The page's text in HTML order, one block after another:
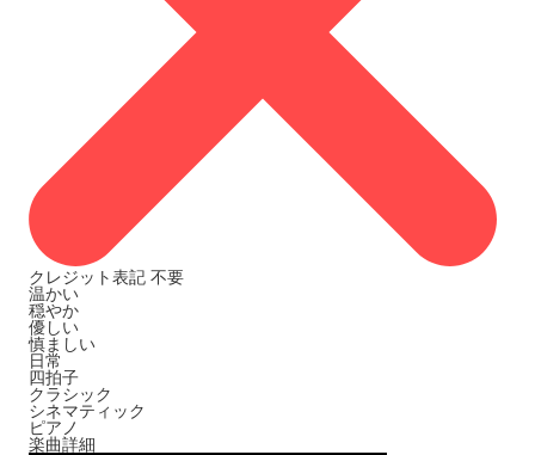
クレジット表記 不要
温かい
穏やか
優しい
慎ましい
日常
四拍子
クラシック
シネマティック
ピアノ
楽曲詳細